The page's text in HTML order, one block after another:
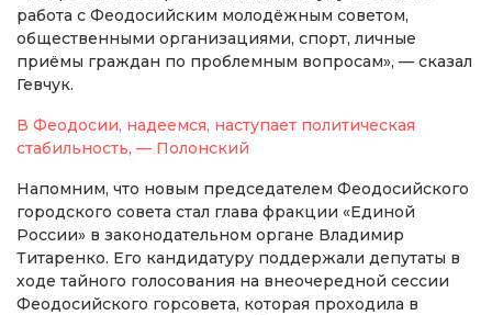
работа с Феодосийским молодёжным советом,
общественными организациями, спорт, личные
приёмы граждан по проблемным вопросам», — сказал
Гевчук.
В Феодосии, надеемся, наступает политическая
стабильность, — Полонский
Напомним, что новым председателем Феодосийского
городского совета стал глава фракции «Единой
России» в законодательном органе Владимир
Титаренко. Его кандидатуру поддержали депутаты в
ходе тайного голосования на внеочередной сессии
Феодосийского горсовета, которая проходила в